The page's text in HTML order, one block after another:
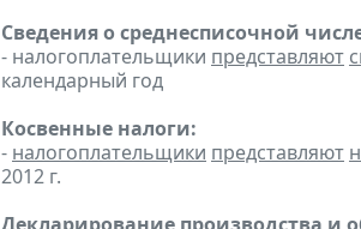
Сведения о среднесписочной
- налогоплательщики представляют
календарный год
Косвенные налоги:
- налогоплательщики представляют
2012 г.